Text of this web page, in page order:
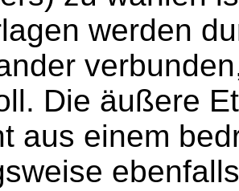
werden
Die äußere
aus einem